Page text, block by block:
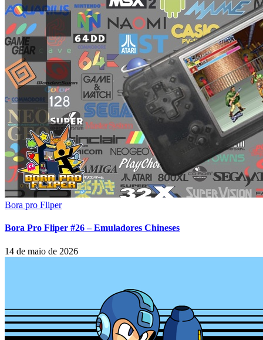
Bora pro Fliper
Bora Pro Fliper #26 – Emuladores Chineses
14 de maio de 2026